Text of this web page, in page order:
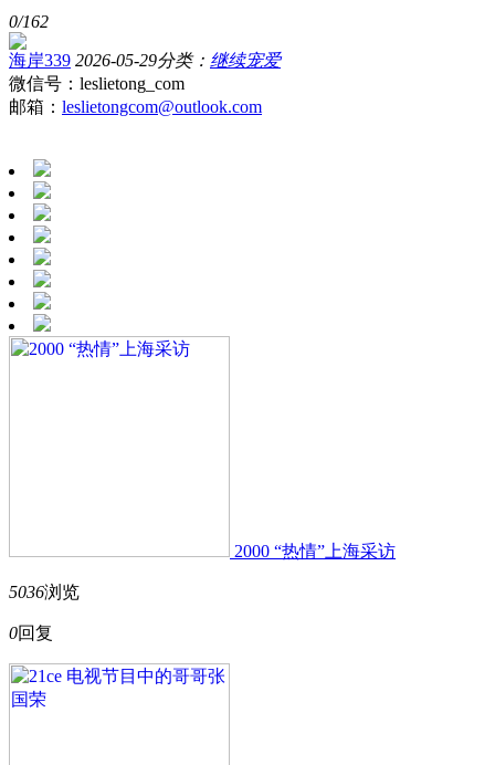
0/162
海岸339 2026-05-29分类： 继续宠爱
微信号：leslietong_com
邮箱： leslietongcom@outlook.com
2000 “热情”上海采访
5036浏览
0回复